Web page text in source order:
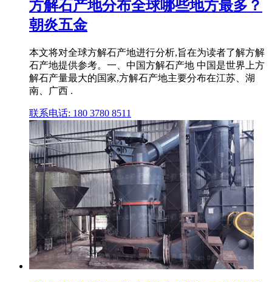
方解石产地分布全球哪些地方最多？
朝炎五金
本文将对全球方解石产地进行分析,旨在为读者了解方解
石产地提供参考。一、中国方解石产地 中国是世界上方
解石产量最大的国家,方解石产地主要分布在江苏、湖
南、广西 .
联系电话: 180 3780 8511